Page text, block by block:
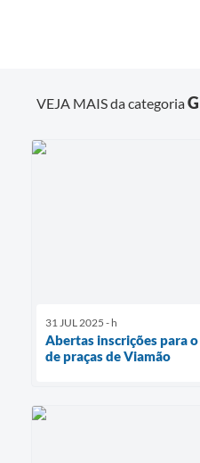
VEJA MAIS da categoria
31 JUL 2025 - h
Abertas inscrições para
de praças de Viamão